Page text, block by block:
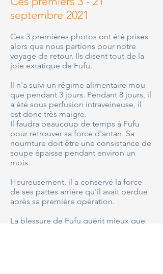
septembre 2021
Ces 3 premières photos ont été prises
alors que nous partions pour notre
voyage de retour. Ils disent tout de la
joie extatique de Fufu.
Il n'a suivi un régime alimentaire mou
que pendant 3 jours. Pendant 8 jours, il
a été sous perfusion intraveineuse, il
est donc très maigre.
Il faudra beaucoup de temps à Fufu
pour retrouver sa force d'antan. Sa
nourriture doit être une consistance de
soupe épaisse pendant environ un
mois.
Heureusement, il a conservé la force
de ses pattes arrière qu'il avait perdue
après sa première opération.
La blessure de Fufu guérit mieux que